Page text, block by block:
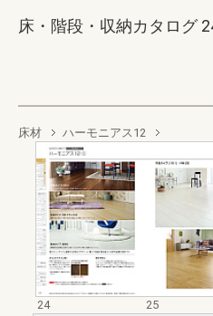
床・階段・収納カタログ
床材 ハーモニアス12
24
25